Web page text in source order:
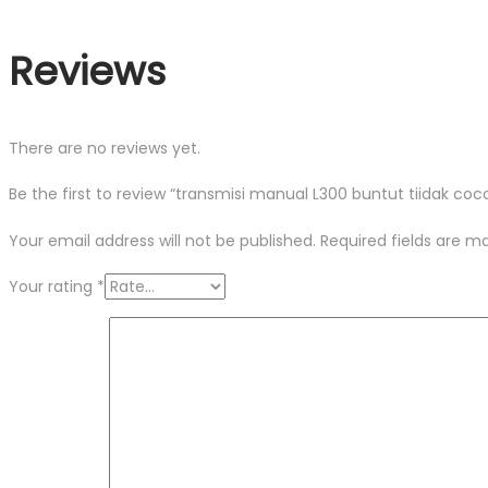
Reviews
There are no reviews yet.
Be the first to review “transmisi manual L300 buntut tiidak
Your email address will not be published. Required fields are
Your rating *